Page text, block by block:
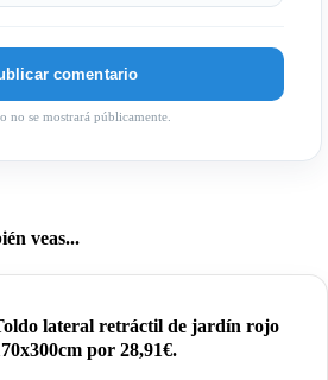
no se mostrará públicamente.
veas...
lateral retráctil de jardín rojo
por 28,91€.